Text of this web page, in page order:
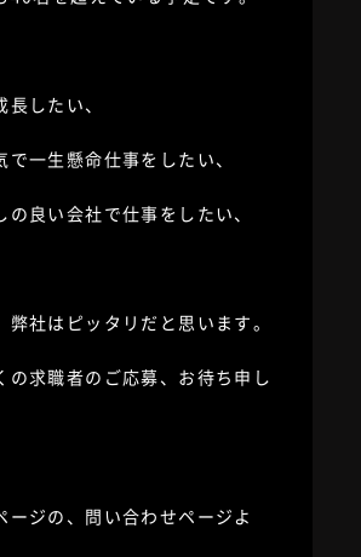
したい、
一生懸命仕事をしたい、
良い会社で仕事をしたい、
社はピッタリだと思います。
の求職者のご応募、お待ち申し
ージの、問い合わせページよ